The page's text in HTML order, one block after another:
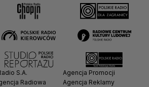
S.A.
Radiowa
Agencja Promocji
Agencja Reklamy